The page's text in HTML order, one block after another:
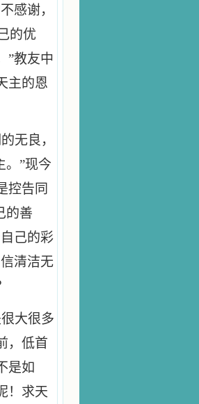
感谢，
的优
”教友中
主的恩
无良，
。”现今
控告同
的善
己的彩
清洁无
大很多
，低首
是如
！求天